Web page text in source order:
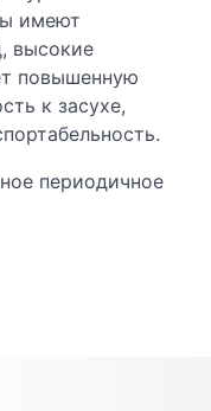
имеют
высокие
повышенную
к засухе,
периодичное